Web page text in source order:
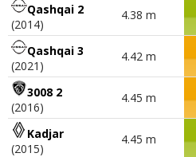
Qashqai 2
(2014)
4.38 m
Qashqai 3
(2021)
4.42 m
3008 2
(2016)
4.45 m
Kadjar
(2015)
4.45 m